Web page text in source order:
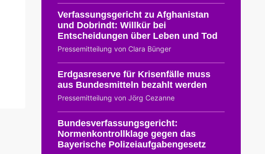
Verfassungsgericht zu Afghanistan
und Dobrindt: Willkür bei
Entscheidungen über Leben und Tod
Pressemitteilung von Clara Bünger
Erdgasreserve für Krisenfälle muss
aus Bundesmitteln bezahlt werden
Pressemitteilung von Jörg Cezanne
Bundesverfassungsgericht:
Normenkontrollklage gegen das
Bayerische Polizeiaufgabengesetz